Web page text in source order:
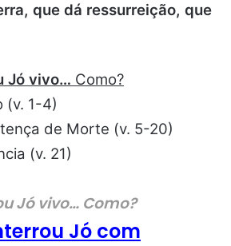
que dá ressurreição, que
Jó vivo… Como?
(v. 1-4)
de Morte (v. 5-20)
(v. 21)
Jó vivo… Como?
Jó com